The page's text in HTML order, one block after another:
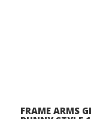
FRAME ARMS